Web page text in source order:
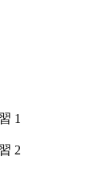
1
2